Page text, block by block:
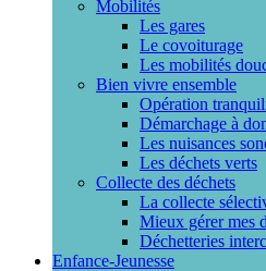
Mobilités
Les gares
Le covoiturage
Les mobilités
Bien vivre ensemble
Opération
Démarchage à
Les nuisances
Les déchets verts
Collecte des déchets
La collecte
Mieux gérer mes
Déchetteries
Enfance-Jeunesse